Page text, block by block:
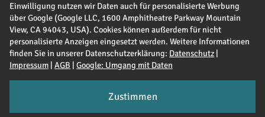
Einwilligung nutzen wir Daten auch für personalisierte Werbung
über Google (Google LLC, 1600 Amphitheatre Parkway Mountain
View, CA 94043, USA). Cookies können außerdem für nicht
personalisierte Anzeigen eingesetzt werden. Weitere Informationen
finden Sie in unserer Datenschutzerklärung: Datenschutz |
Impressum | AGB | Google: Umgang mit Daten
Zustimmen